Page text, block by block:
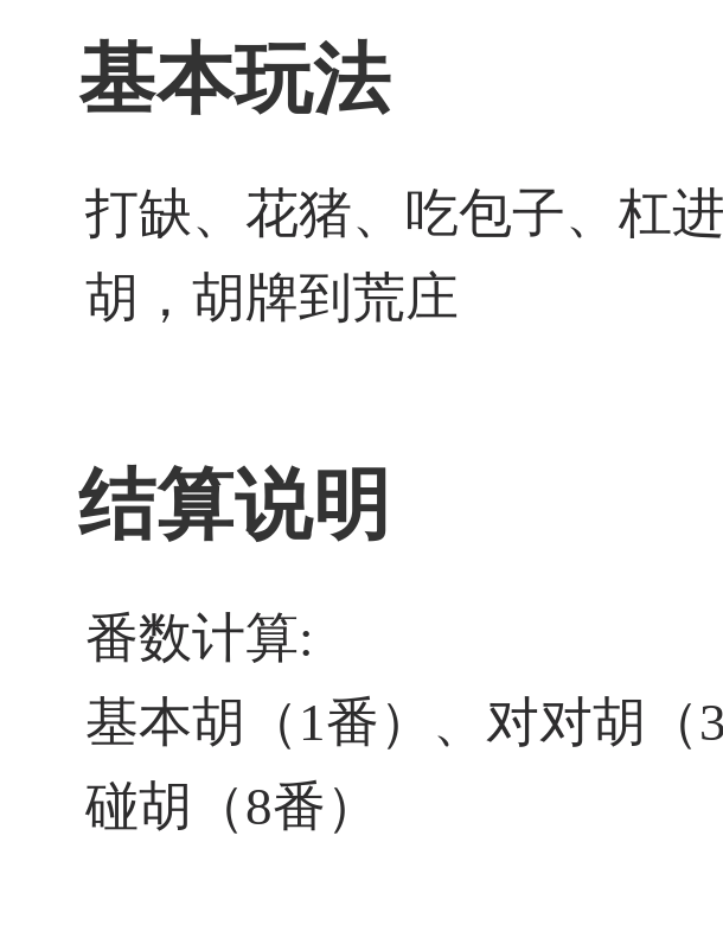
基本玩法
打缺、花猪、吃包子、杠
胡，胡牌到荒庄
结算说明
番数计算:
基本胡（1番）、对对胡
碰胡（8番）